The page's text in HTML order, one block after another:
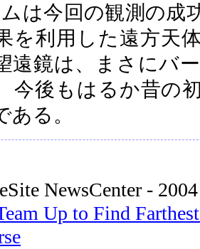
は今回の観測の成
を利用した遠方天
遠鏡は、まさにバ
今後もはるか昔の
ある。
NewsCenter -
Up to Find